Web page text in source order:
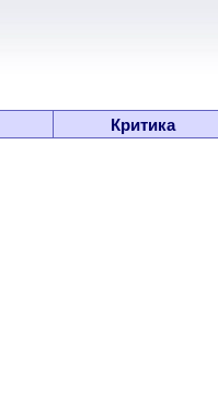
Критика